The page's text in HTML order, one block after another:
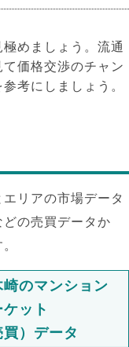
めましょう。流通
価格交渉のチャン
考にしましょう。
リアの市場データ
の売買データか
崎のマンション
ット
買）データ